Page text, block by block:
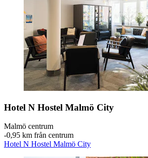
Hotel N Hostel Malmö City
Malmö centrum
‐0,95 km från centrum
Hotel N Hostel Malmö City